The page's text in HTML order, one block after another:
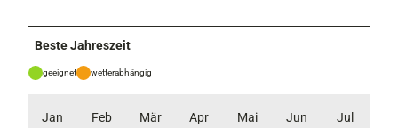
Beste Jahreszeit
geeignet wetterabhängig
Jan Feb Mär Apr Mai Jun Jul